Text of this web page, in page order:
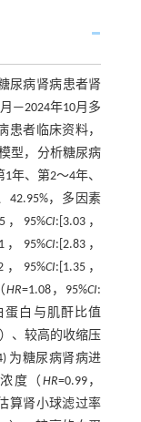
尿病肾病患者肾
—2024年10月多
患者临床资料，
型，分析糖尿病
1年、第2～4年、
42.95%，多因素
，95%CI:[3.03，
，95%CI:[2.83，
，95%CI:[1.35，
HR=1.08，95%CI:
蛋白与肌酐比值
、较高的收缩压
为糖尿病肾病进
度（ HR=0.99，
算肾小球滤过率